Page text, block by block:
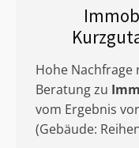
Hohe Nachfrage
Beratung zu
vom Ergebnis vor
(Gebäude: